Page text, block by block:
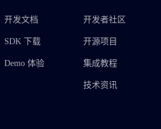
开发文档
SDK 下载
Demo 体验
开发者社区
开源项目
集成教程
技术资讯